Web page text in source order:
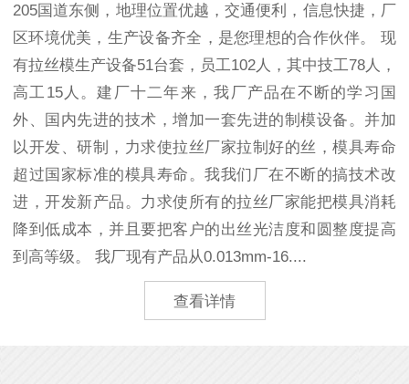
205国道东侧，地理位置优越，交通便利，信息快捷，厂
区环境优美，生产设备齐全，是您理想的合作伙伴。 现
有拉丝模生产设备51台套，员工102人，其中技工78人，
高工15人。建厂十二年来，我厂产品在不断的学习国
外、国内先进的技术，增加一套先进的制模设备。并加
以开发、研制，力求使拉丝厂家拉制好的丝，模具寿命
超过国家标准的模具寿命。我我们厂在不断的搞技术改
进，开发新产品。力求使所有的拉丝厂家能把模具消耗
降到低成本，并且要把客户的出丝光洁度和圆整度提高
到高等级。 我厂现有产品从0.013mm-16....
查看详情